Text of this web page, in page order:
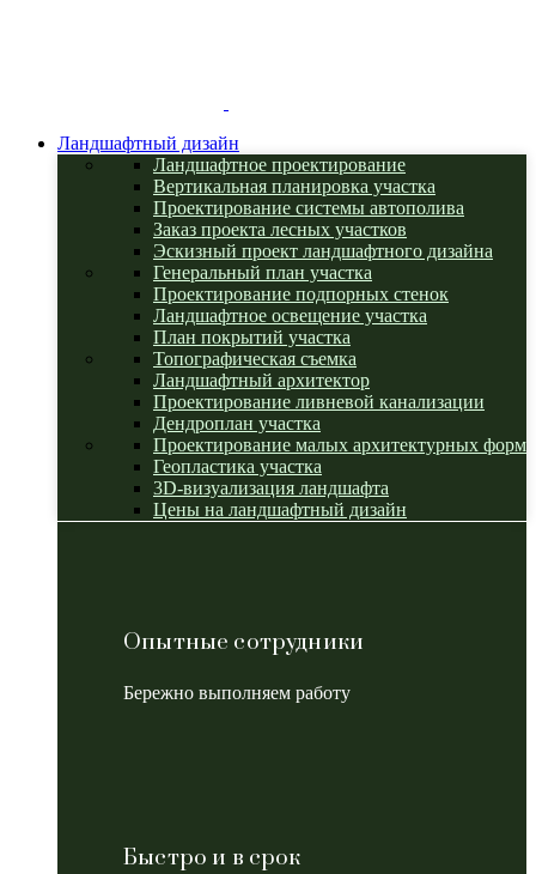
Ландшафтный дизайн
Ландшафтное проектирование
Вертикальная планировка участка
Проектирование системы автополива
Заказ проекта лесных участков
Эскизный проект ландшафтного дизайна
Генеральный план участка
Проектирование подпорных стенок
Ландшафтное освещение участка
План покрытий участка
Топографическая съемка
Ландшафтный архитектор
Проектирование ливневой канализации
Дендроплан участка
Проектирование малых архитектурных форм
Геопластика участка
3D-визуализация ландшафта
Цены на ландшафтный дизайн
Опытные сотрудники
Бережно выполняем работу
Быстро и в срок